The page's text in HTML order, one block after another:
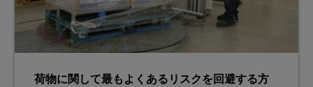
荷物に関して最もよくあるリスクを回避する方